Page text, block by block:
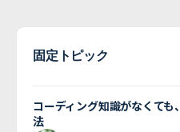
固定トピック
コーディング知識がなくて
法